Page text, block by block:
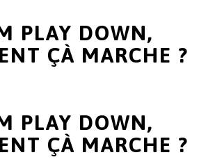
PLAY DOWN,
ÇÀ MARCHE ?
PLAY DOWN,
ÇÀ MARCHE ?